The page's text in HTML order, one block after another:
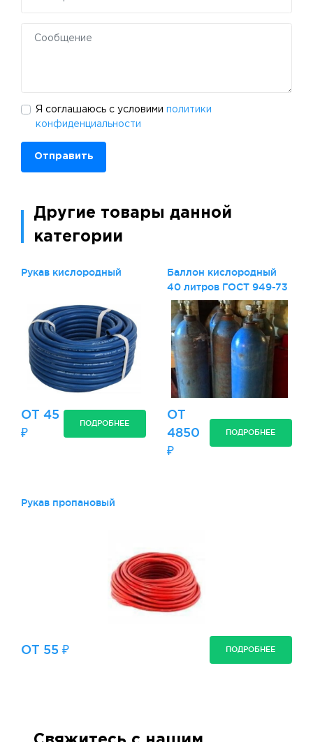
Я соглашаюсь с условими политики
конфиденциальности
Отправить
Другие товары данной
категории
Рукав кислородный
ОТ 45
₽
ПОДРОБНЕЕ
Баллон кислородный
40 литров ГОСТ 949-73
ОТ
4850
₽
ПОДРОБНЕЕ
Рукав пропановый
ОТ 55 ₽ ПОДРОБНЕЕ